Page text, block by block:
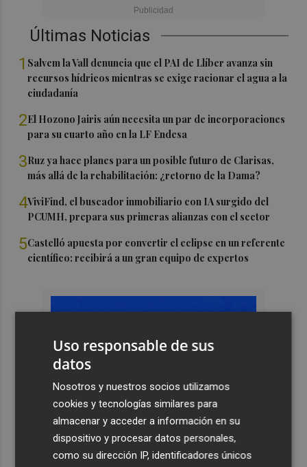
Últimas Noticias
1 Salvem la Vall denuncia que el PAI de Llíber avanza sin
recursos hídricos mientras se exige racionar el agua a la
ciudadanía
2El Hozono Jairis aún necesita un par de incorporaciones
para su cuarto año en la LF Endesa
3Ruz ya hace planes para un posible futuro de Clarisas,
más allá de la rehabilitación: ¿retorno de la Dama?
4ViviFind, el buscador inmobiliario con IA surgido del
PCUMH, prepara sus primeras alianzas con el sector
5Castelló apuesta por convertir el eclipse en un referente
científico: recibirá a un gran equipo de expertos
Uso responsable de sus
datos
Nosotros y nuestros socios utilizamos
cookies y tecnologías similares para
almacenar y acceder a información en su
dispositivo y procesar datos personales,
como su dirección IP, identificadores únicos